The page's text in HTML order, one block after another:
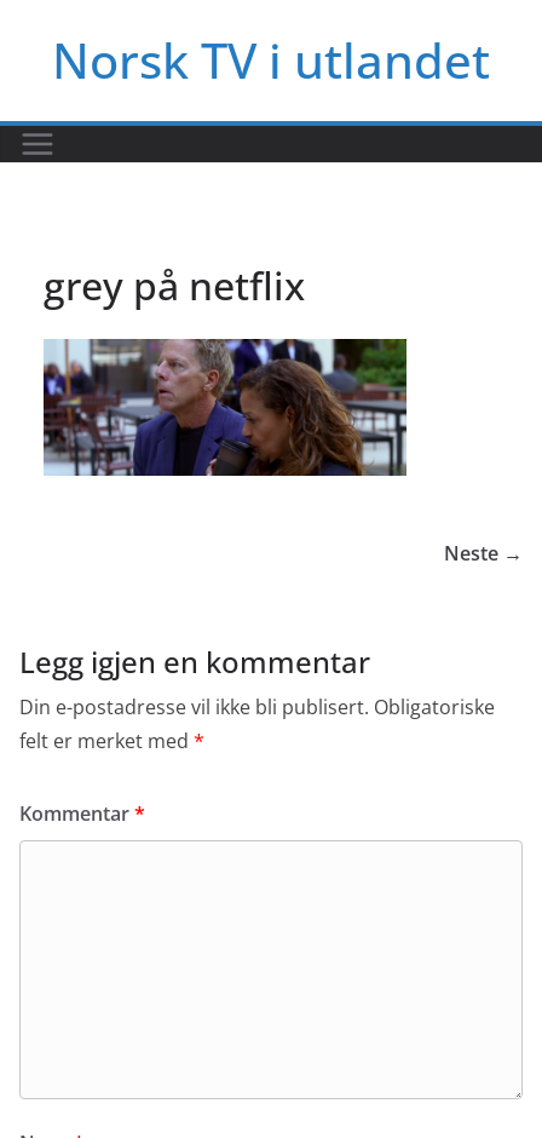
innholdetNorsk TV i utlandet
grey på netflix
Neste →
Legg igjen en kommentar
Din e-postadresse vil ikke bli publisert. Obligatoriske
felt er merket med *
Kommentar*